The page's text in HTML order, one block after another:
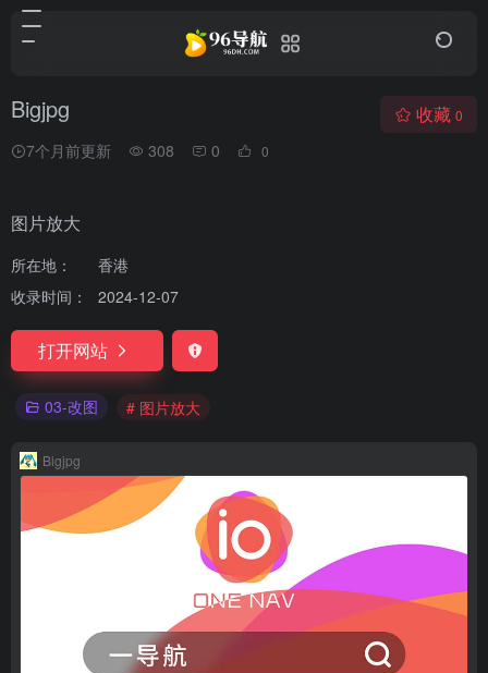
Bigjpg
7个月前更新 308 0 0
收藏 0
图片放大
所在地：
香港
收录时间：
2024-12-07
打开网站
03-改图 # 图片放大
Bigjpg